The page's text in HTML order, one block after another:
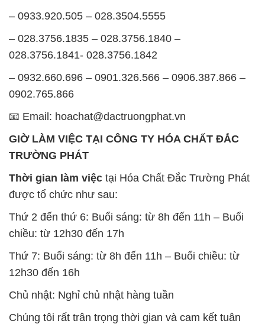
– 0933.920.505 – 028.3504.5555
– 028.3756.1835 – 028.3756.1840 –
028.3756.1841- 028.3756.1842
– 0932.660.696 – 0901.326.566 – 0906.387.866 –
0902.765.866
📧 Email: hoachat@dactruongphat.vn
GIỜ LÀM VIỆC TẠI CÔNG TY HÓA CHẤT ĐẮC
TRƯỜNG PHÁT
Thời gian làm việc tại Hóa Chất Đắc Trường Phát
được tổ chức như sau:
Thứ 2 đến thứ 6: Buổi sáng: từ 8h đến 11h – Buổi
chiều: từ 12h30 đến 17h
Thứ 7: Buổi sáng: từ 8h đến 11h – Buổi chiều: từ
12h30 đến 16h
Chủ nhật: Nghỉ chủ nhật hàng tuần
Chúng tôi rất trân trọng thời gian và cam kết tuân